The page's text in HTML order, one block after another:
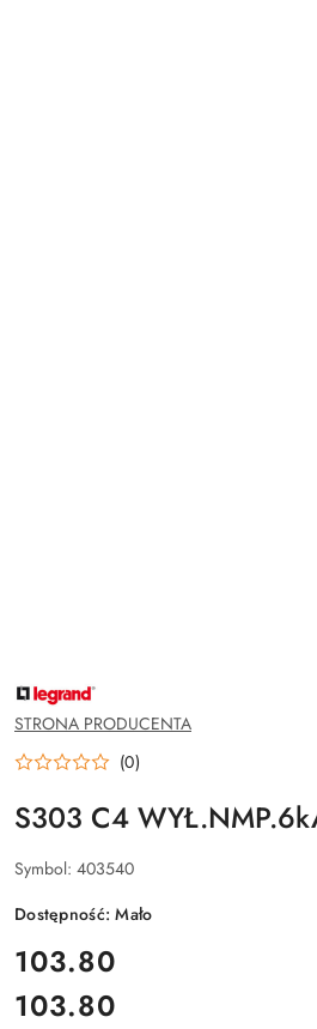
NAZWA
PRODUCENTA:
LEGRAND
STRONA PRODUCENTA
(0)
S303 C4
Symbol: 403540
Dostępność:Mało
cena:
103.80
Cena:
103.80